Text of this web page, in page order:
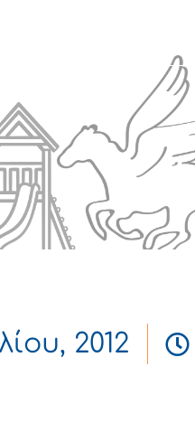
2012